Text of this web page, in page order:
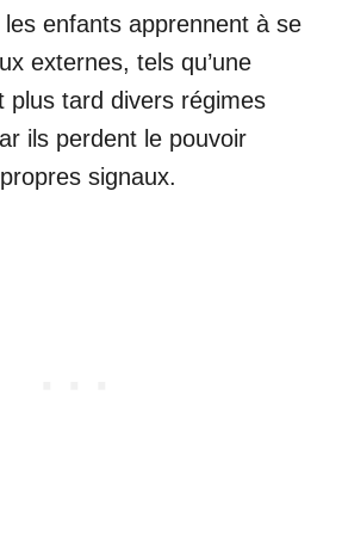
enfants apprennent à se
externes, tels qu’une
plus tard divers régimes
ils perdent le pouvoir
signaux.